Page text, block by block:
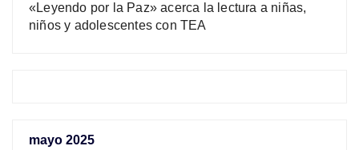
«Leyendo por la Paz» acerca la lectura a niñas,
niños y adolescentes con TEA
mayo 2025